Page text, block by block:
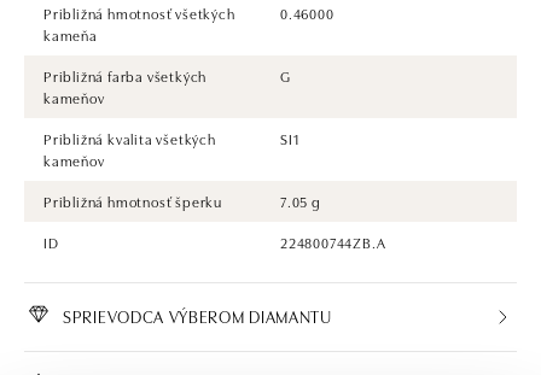
Približná hmotnosť všetkých
kameňa
0.46000
Približná farba všetkých
kameňov
G
Približná kvalita všetkých
kameňov
SI1
Približná hmotnosť šperku
7.05 g
ID
224800744ZB.A
SPRIEVODCA VÝBEROM DIAMANTU